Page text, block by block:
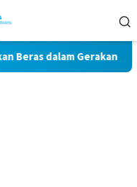
Gerakan Pangan